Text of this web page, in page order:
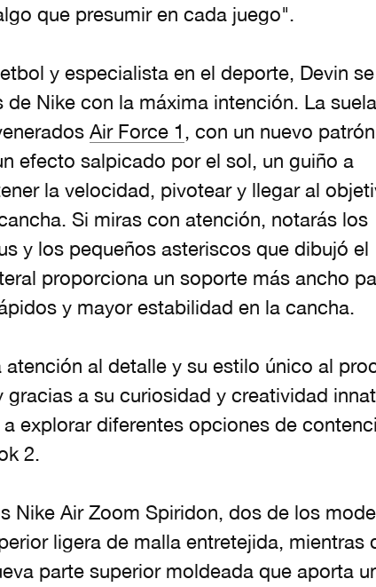
que presumir en cada juego".
y especialista en el deporte, Devin se
Nike con la máxima intención. La suela
Air Force 1, con un nuevo
efecto salpicado por el sol, un guiño a
la velocidad, pivotear y llegar al
Si miras con atención, notarás los
y los pequeños asteriscos que dibujó el
proporciona un soporte más ancho
y mayor estabilidad en la cancha.
al detalle y su estilo único al
a su curiosidad y creatividad
explorar diferentes opciones de
2.
Nike Air Zoom Spiridon, dos de los
ligera de malla entretejida, mientras
parte superior moldeada que aporta